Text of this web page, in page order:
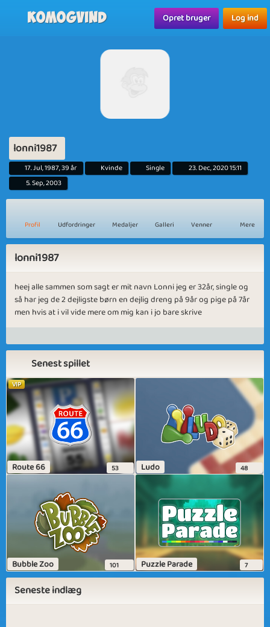
Komogvind Opret bruger Log ind
lonni1987
17. Jul, 1987, 39 år Kvinde Single
23. Dec, 2020 15:11
5. Sep, 2003
Profil Udfordringer Medaljer Galleri Venner Mere
lonni1987
heej alle sammen som sagt er mit navn Lonni jeg er 32år, single og
så har jeg de 2 dejligste børn en dejlig dreng på 9år og pige på 7år
men hvis at i vil vide mere om mig kan i jo bare skrive
Senest spillet
VIP
Route 66 53 Ludo 48
Bubble Zoo 101 Puzzle Parade 7
Seneste indlæg